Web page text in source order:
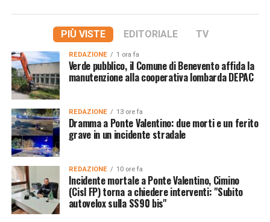
PIÙ VISTE EDITORIALE TV
REDAZIONE 1 ora fa
Verde pubblico, il Comune di Benevento affida la
manutenzione alla cooperativa lombarda DEPAC
REDAZIONE 13 ore fa
Dramma a Ponte Valentino: due morti e un ferito
grave in un incidente stradale
REDAZIONE 10 ore fa
Incidente mortale a Ponte Valentino, Cimino
(Cisl FP) torna a chiedere interventi: "Subito
autovelox sulla SS90 bis"